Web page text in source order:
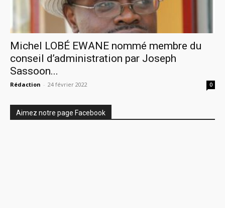
Michel LOBÉ EWANE nommé membre du
conseil d’administration par Joseph
Sassoon...
Rédaction - 24 février 2022 0
Aimez notre page Facebook